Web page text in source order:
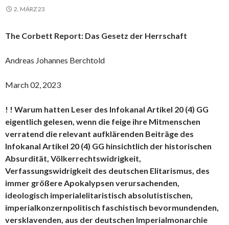
2. MÄRZ 23
The Corbett Report: Das Gesetz der Herrschaft
Andreas Johannes Berchtold
March 02, 2023
! ! Warum hatten Leser des Infokanal Artikel 20 (4) GG
eigentlich gelesen, wenn die feige ihre Mitmenschen
verratend die relevant aufklärenden Beiträge des
Infokanal Artikel 20 (4) GG hinsichtlich der historischen
Absurdität, Völkerrechtswidrigkeit,
Verfassungswidrigkeit des deutschen Elitarismus, des
immer größere Apokalypsen verursachenden,
ideologisch imperialelitaristisch absolutistischen,
imperialkonzernpolitisch faschistisch bevormundenden,
versklavenden, aus der deutschen Imperialmonarchie